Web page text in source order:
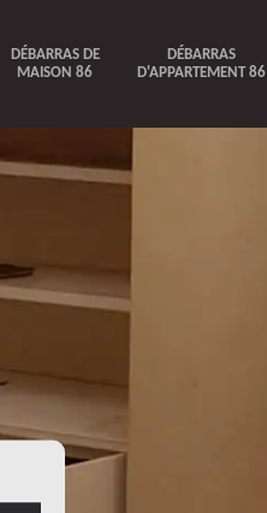
DÉBARRAS DE
MAISON 86
DÉBARRAS
D'APPARTEMENT 86